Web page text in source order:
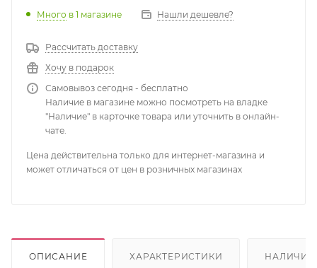
Много в 1 магазине Нашли дешевле?
Рассчитать доставку
Хочу в подарок
Самовывоз сегодня - бесплатно
Наличие в магазине можно посмотреть на владке
"Наличие" в карточке товара или уточнить в онлайн-
чате.
Цена действительна только для интернет-магазина и
может отличаться от цен в розничных магазинах
ОПИСАНИЕ ХАРАКТЕРИСТИКИ НАЛИЧИЕ